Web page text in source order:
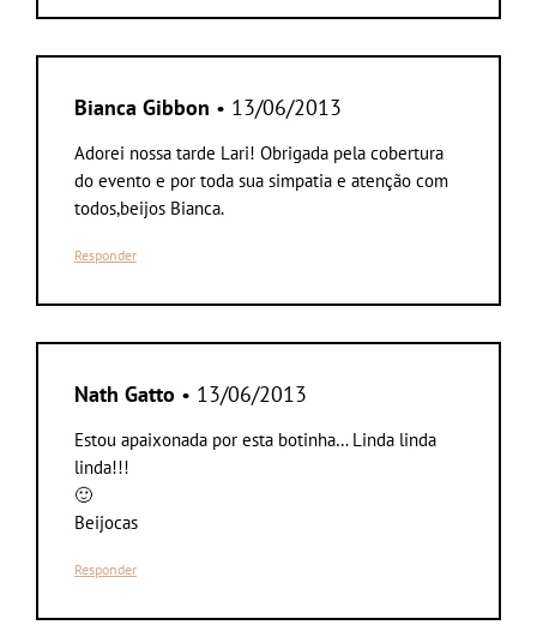
Bianca Gibbon • 13/06/2013
Adorei nossa tarde Lari! Obrigada pela cobertura
do evento e por toda sua simpatia e atenção com
todos,beijos Bianca.
Responder
Nath Gatto • 13/06/2013
Estou apaixonada por esta botinha… Linda linda
linda!!!
🙂
Beijocas
Responder